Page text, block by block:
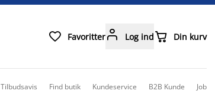
 Favoritter Log ind Din kurv
Tilbudsavis Find butik Kundeservice B2B Kunde Job